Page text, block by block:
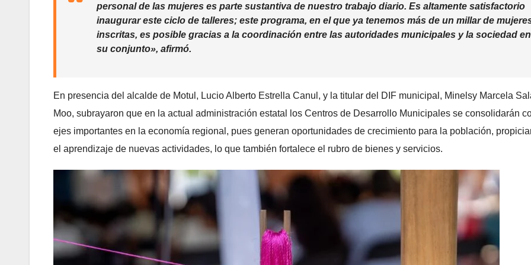
personal de las mujeres es parte sustantiva de nuestro trabajo diario. Es altamente satisfactorio
inaugurar este ciclo de talleres; este programa, en el que ya tenemos más de un millar de
inscritas, es posible gracias a la coordinación entre las autoridades municipales y la sociedad en
su conjunto», afirmó.
En presencia del alcalde de Motul, Lucio Alberto Estrella Canul, y la titular del DIF municipal, Minelsy Marcela
Moo, subrayaron que en la actual administración estatal los Centros de Desarrollo Municipales se consolidarán
ejes importantes en la economía regional, pues generan oportunidades de crecimiento para la población,
el aprendizaje de nuevas actividades, lo que también fortalece el rubro de bienes y servicios.